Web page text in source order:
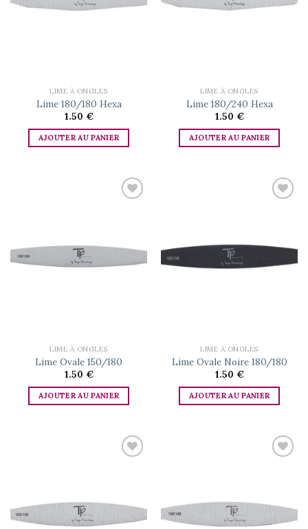
LIME À ONGLES
Lime 180/180 Hexa
1.50 €
AJOUTER AU PANIER
LIME À ONGLES
Lime 180/240 Hexa
1.50 €
AJOUTER AU PANIER
LIME À ONGLES
Lime Ovale 150/180
1.50 €
AJOUTER AU PANIER
LIME À ONGLES
Lime Ovale Noire 180/180
1.50 €
AJOUTER AU PANIER